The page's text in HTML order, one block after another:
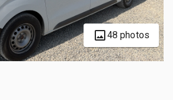
48 photos